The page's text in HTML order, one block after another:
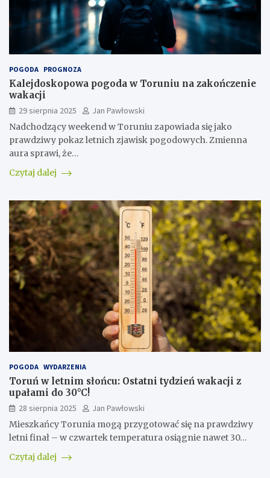
POGODA PROGNOZA
Kalejdoskopowa pogoda w Toruniu na zakończenie
wakacji
29 sierpnia 2025
Jan Pawłowski
Nadchodzący weekend w Toruniu zapowiada się jako
prawdziwy pokaz letnich zjawisk pogodowych. Zmienna
aura sprawi, że…
Czytaj dalej
POGODA WYDARZENIA
Toruń w letnim słońcu: Ostatni tydzień wakacji z
upałami do 30°C!
28 sierpnia 2025
Jan Pawłowski
Mieszkańcy Torunia mogą przygotować się na prawdziwy
letni finał – w czwartek temperatura osiągnie nawet 30…
Czytaj dalej